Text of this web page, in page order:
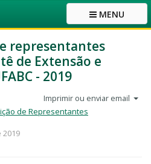
MENU
representantes
de Extensão e
- 2019
Imprimir ou enviar email
de Representantes
2019